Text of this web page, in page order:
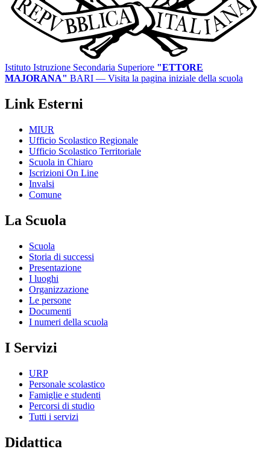
Istituto Istruzione Secondaria Superiore "ETTORE
MAJORANA" BARI — Visita la pagina iniziale della scuola
Link Esterni
MIUR
Ufficio Scolastico Regionale
Ufficio Scolastico Territoriale
Scuola in Chiaro
Iscrizioni On Line
Invalsi
Comune
La Scuola
Scuola
Storia di successi
Presentazione
I luoghi
Organizzazione
Le persone
Documenti
I numeri della scuola
I Servizi
URP
Personale scolastico
Famiglie e studenti
Percorsi di studio
Tutti i servizi
Didattica